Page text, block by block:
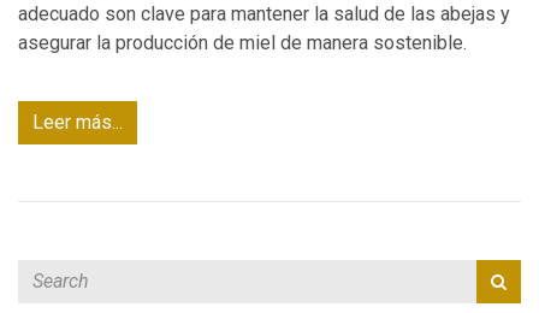
adecuado son clave para mantener la salud de las abejas y
asegurar la producción de miel de manera sostenible.
Leer más...